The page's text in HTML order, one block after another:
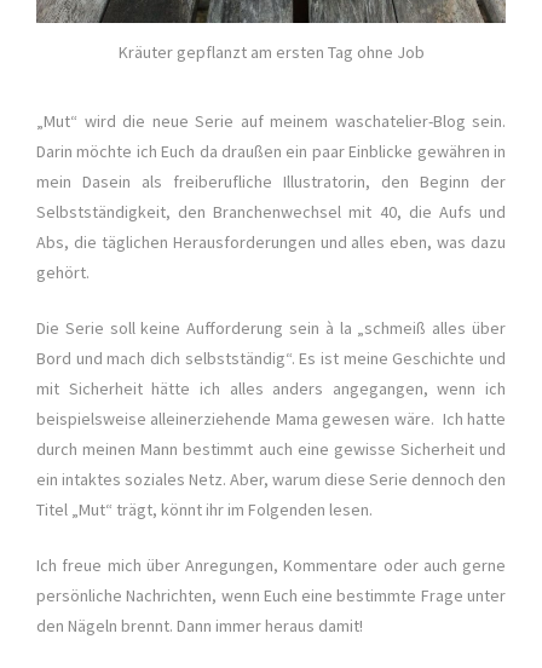
Kräuter gepflanzt am ersten Tag ohne Job
„Mut“ wird die neue Serie auf meinem waschatelier-Blog sein.
Darin möchte ich Euch da draußen ein paar Einblicke gewähren in
mein Dasein als freiberufliche Illustratorin, den Beginn der
Selbstständigkeit, den Branchenwechsel mit 40, die Aufs und
Abs, die täglichen Herausforderungen und alles eben, was dazu
gehört.
Die Serie soll keine Aufforderung sein à la „schmeiß alles über
Bord und mach dich selbstständig“. Es ist meine Geschichte und
mit Sicherheit hätte ich alles anders angegangen, wenn ich
beispielsweise alleinerziehende Mama gewesen wäre. Ich hatte
durch meinen Mann bestimmt auch eine gewisse Sicherheit und
ein intaktes soziales Netz. Aber, warum diese Serie dennoch den
Titel „Mut“ trägt, könnt ihr im Folgenden lesen.
Ich freue mich über Anregungen, Kommentare oder auch gerne
persönliche Nachrichten, wenn Euch eine bestimmte Frage unter
den Nägeln brennt. Dann immer heraus damit!